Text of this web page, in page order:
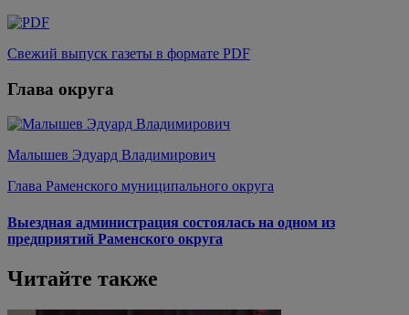
Свежий выпуск газеты в формате PDF
Глава округа
Малышев Эдуард Владимирович
Глава Раменского муниципального округа
Выездная администрация состоялась на одном из
предприятий Раменского округа
Читайте также